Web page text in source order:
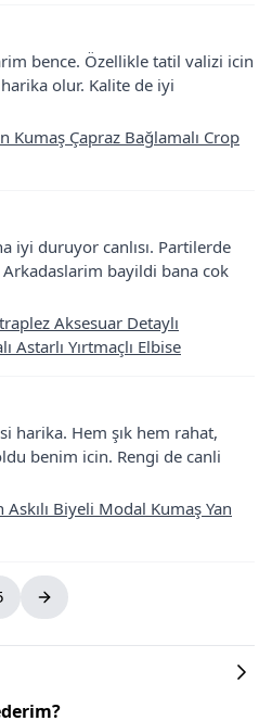
bence. Özellikle tatil valizi icin
olur. Kalite de iyi
Kumaş Çapraz Bağlamalı Crop
iyi duruyor canlısı. Partilerde
bayildi bana cok
Aksesuar Detaylı
Astarlı Yırtmaçlı Elbise
harika. Hem şık hem rahat,
benim icin. Rengi de canli
Biyeli Modal Kumaş Yan